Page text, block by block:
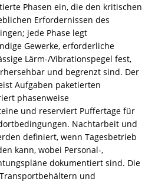
Phasen ein, die den kritischen
Erfordernissen des
jede Phase legt
Gewerke, erforderliche
Lärm-/Vibrationspegel fest,
und begrenzt sind. Der
Aufgaben paketierten
phasenweise
und reserviert Puffertage für
Nachtarbeit und
definiert, wenn Tagesbetrieb
kann, wobei Personal-,
dokumentiert sind. Die
und